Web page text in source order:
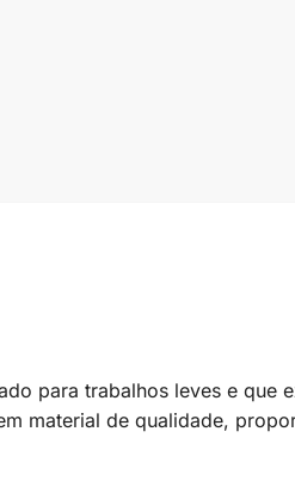
para trabalhos leves e que
material de qualidade,